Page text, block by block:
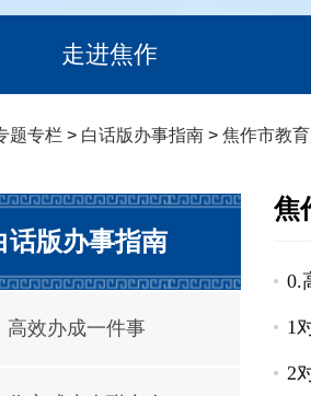
走进焦作
题专栏 > 白话版办事指南> 焦作市教
话版办事指南
高效办成一件事
焦
0.
1
2